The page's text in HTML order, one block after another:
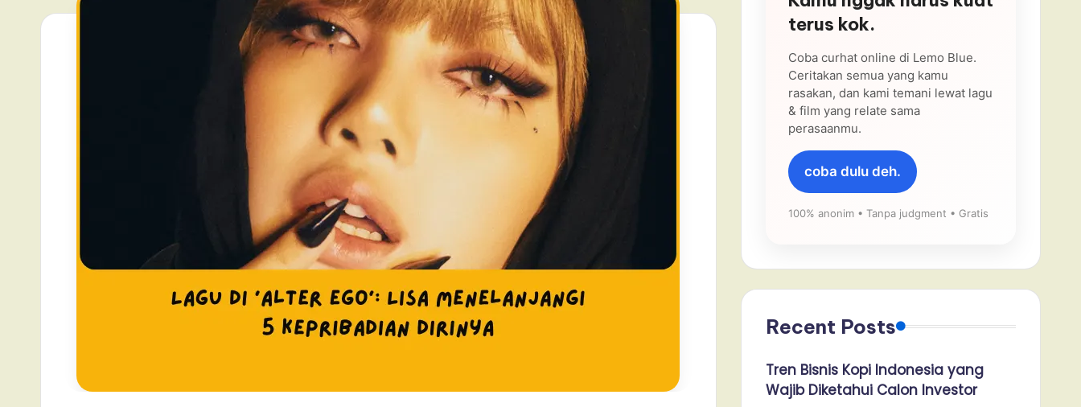
terus kok.
Coba curhat online di Lemo Blue.
Ceritakan semua yang kamu
rasakan, dan kami temani lewat lagu
& film yang relate sama
perasaanmu.
coba dulu deh.
100% anonim • Tanpa judgment • Gratis
Recent Posts
Tren Bisnis Kopi Indonesia yang
Wajib Diketahui Calon Investor